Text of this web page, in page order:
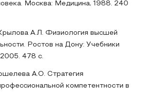
Москва: Медицина, 1988. 240
А.Л. Физиология высшей
Ростов на Дону: Учебники
478 с.
А.О. Стратегия
компетентности в